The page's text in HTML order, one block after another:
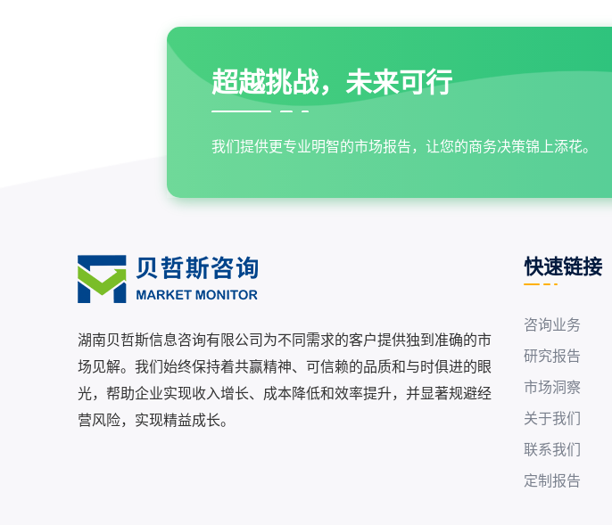
超越挑战，未来可行
我们提供更专业明智的市场报告，让您的商务决策锦上添花。
湖南贝哲斯信息咨询有限公司为不同需求的客户提供独到准确的市
场见解。我们始终保持着共赢精神、可信赖的品质和与时俱进的眼
光，帮助企业实现收入增长、成本降低和效率提升，并显著规避经
营风险，实现精益成长。
快速链接
咨询业务
研究报告
市场洞察
关于我们
联系我们
定制报告